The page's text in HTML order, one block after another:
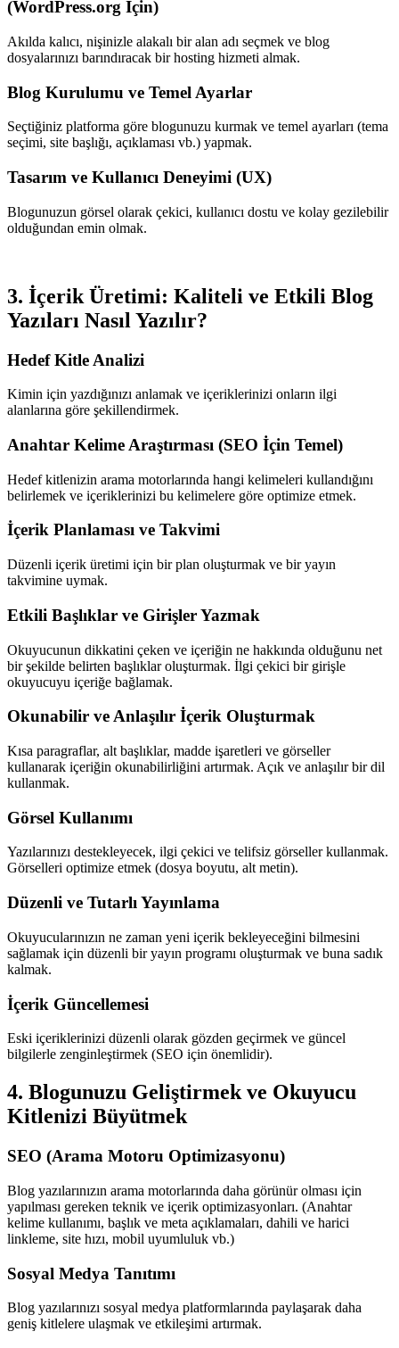
(WordPress.org İçin)
Akılda kalıcı, nişinizle alakalı bir alan adı seçmek ve blog
dosyalarınızı barındıracak bir hosting hizmeti almak.
Blog Kurulumu ve Temel Ayarlar
Seçtiğiniz platforma göre blogunuzu kurmak ve temel ayarları (tema
seçimi, site başlığı, açıklaması vb.) yapmak.
Tasarım ve Kullanıcı Deneyimi (UX)
Blogunuzun görsel olarak çekici, kullanıcı dostu ve kolay gezilebilir
olduğundan emin olmak.
3. İçerik Üretimi: Kaliteli ve Etkili Blog
Yazıları Nasıl Yazılır?
Hedef Kitle Analizi
Kimin için yazdığınızı anlamak ve içeriklerinizi onların ilgi
alanlarına göre şekillendirmek.
Anahtar Kelime Araştırması (SEO İçin Temel)
Hedef kitlenizin arama motorlarında hangi kelimeleri kullandığını
belirlemek ve içeriklerinizi bu kelimelere göre optimize etmek.
İçerik Planlaması ve Takvimi
Düzenli içerik üretimi için bir plan oluşturmak ve bir yayın
takvimine uymak.
Etkili Başlıklar ve Girişler Yazmak
Okuyucunun dikkatini çeken ve içeriğin ne hakkında olduğunu net
bir şekilde belirten başlıklar oluşturmak. İlgi çekici bir girişle
okuyucuyu içeriğe bağlamak.
Okunabilir ve Anlaşılır İçerik Oluşturmak
Kısa paragraflar, alt başlıklar, madde işaretleri ve görseller
kullanarak içeriğin okunabilirliğini artırmak. Açık ve anlaşılır bir dil
kullanmak.
Görsel Kullanımı
Yazılarınızı destekleyecek, ilgi çekici ve telifsiz görseller kullanmak.
Görselleri optimize etmek (dosya boyutu, alt metin).
Düzenli ve Tutarlı Yayınlama
Okuyucularınızın ne zaman yeni içerik bekleyeceğini bilmesini
sağlamak için düzenli bir yayın programı oluşturmak ve buna sadık
kalmak.
İçerik Güncellemesi
Eski içeriklerinizi düzenli olarak gözden geçirmek ve güncel
bilgilerle zenginleştirmek (SEO için önemlidir).
4. Blogunuzu Geliştirmek ve Okuyucu
Kitlenizi Büyütmek
SEO (Arama Motoru Optimizasyonu)
Blog yazılarınızın arama motorlarında daha görünür olması için
yapılması gereken teknik ve içerik optimizasyonları. (Anahtar
kelime kullanımı, başlık ve meta açıklamaları, dahili ve harici
linkleme, site hızı, mobil uyumluluk vb.)
Sosyal Medya Tanıtımı
Blog yazılarınızı sosyal medya platformlarında paylaşarak daha
geniş kitlelere ulaşmak ve etkileşimi artırmak.